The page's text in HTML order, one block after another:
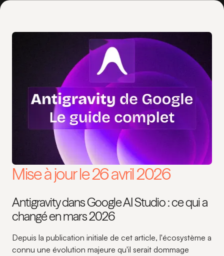
Mise à jour le 26 avril 2026
Antigravity dans Google AI Studio : ce qui a
changé en mars 2026
Depuis la publication initiale de cet article, l'écosystème a
connu une évolution majeure qu'il serait dommage